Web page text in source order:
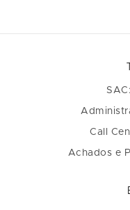
Call
Achados e